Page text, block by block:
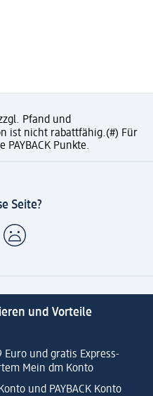
Pfand und
ist nicht rabattfähig.(#) Für
Punkte.
Seite?
und Vorteile
Euro und gratis Express-
Mein dm Konto
und PAYBACK Konto